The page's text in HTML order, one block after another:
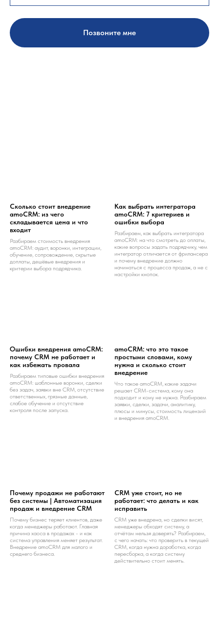
Позвоните мне
Сколько стоит внедрение
amoCRM: из чего
складывается цена и что
входит
Разбираем стоимость внедрения
amoCRM: аудит, воронки, интеграции,
обучение, сопровождение, скрытые
доплаты, дешёвые внедрения и
критерии выбора подрядчика.
Как выбрать интегратора
amoCRM: 7 критериев и
ошибки выбора
Разбираем, как выбрать интегратора
amoCRM: на что смотреть до оплаты,
какие вопросы задать подрядчику, чем
интегратор отличается от фрилансера
и почему внедрение должно
начинаться с процесса продаж, а не с
настройки кнопок.
Ошибки внедрения amoCRM:
почему CRM не работает и
как избежать провала
Разбираем типовые ошибки внедрения
amoCRM: шаблонные воронки, сделки
без задач, заявки вне CRM, отсутствие
ответственных, грязные данные,
слабое обучение и отсутствие
контроля после запуска.
amoCRM: что это такое
простыми словами, кому
нужна и сколько стоит
внедрение
Что такое amoCRM, какие задачи
решает CRM-система, кому она
подходит и кому не нужна. Разбираем
заявки, сделки, задачи, аналитику,
плюсы и минусы, стоимость лицензий
и внедрения amoCRM.
Почему продажи не работают
без системы | Автоматизация
продаж и внедрение CRM
Почему бизнес теряет клиентов, даже
когда менеджеры работают. Главная
причина хаоса в продажах - и как
система управления меняет результат.
Внедрение amoCRM для малого и
среднего бизнеса.
CRM уже стоит, но не
работает: что делать и как
исправить
CRM уже внедрена, но сделки висят,
менеджеры обходят систему, а
отчётам нельзя доверять? Разбираем,
с чего начать: что проверить в текущей
CRM, когда нужна доработка, когда
пересборка, а когда систему
действительно стоит менять.